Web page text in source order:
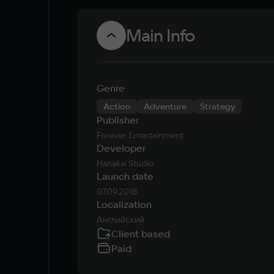
Main Info
Genre
Action Adventure Strategy
Publisher
Forever Entertainment
Developer
Hanakai Studio
Launch date
07.09.2018
Localization
Английский
Client based
Paid